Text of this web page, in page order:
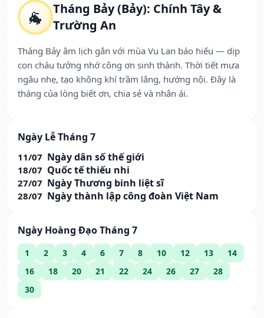
🐐
Tháng Bảy (Bảy): Chính Tây &
Trường An
Tháng Bảy âm lịch gắn với mùa Vu Lan báo hiếu — dịp
con cháu tưởng nhớ công ơn sinh thành. Thời tiết mưa
ngâu nhẹ, tạo không khí trầm lắng, hướng nội. Đây là
tháng của lòng biết ơn, chia sẻ và nhân ái.
Ngày Lễ Tháng 7
11/07 Ngày dân số thế giới
18/07 Quốc tế thiếu nhi
27/07 Ngày Thương binh liệt sĩ
28/07 Ngày thành lập công đoàn Việt Nam
Ngày Hoàng Đạo Tháng 7
1 2 3 4 6 7 8 10 12 13
14
16
18 20 21 22 24 26 27
28
30